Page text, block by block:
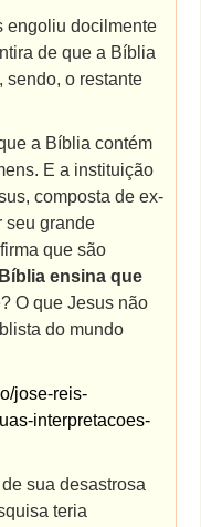
engoliu docilmente
de que a Bíblia
sendo, o restante
a Bíblia contém
E a instituição
composta de ex-
seu grande
que são
ensina que
O que Jesus não
do mundo
jose-reis-
interpretacoes-
sua desastrosa
teria